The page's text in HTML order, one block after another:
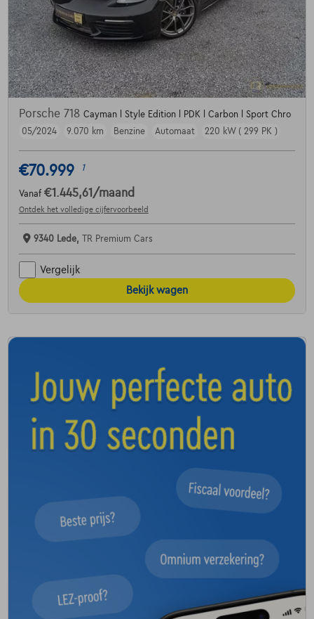
Porsche 718 Cayman l Style Edition l PDK l Carbon l Sport Chro
05/2024
9.070 km Benzine Automaat 220 kW ( 299 PK )
€70.999 1
Vanaf €1.445,61 /maand
Ontdek het volledige cijfervoorbeeld
9340 Lede, TR Premium Cars
Vergelijk
Bekijk wagen